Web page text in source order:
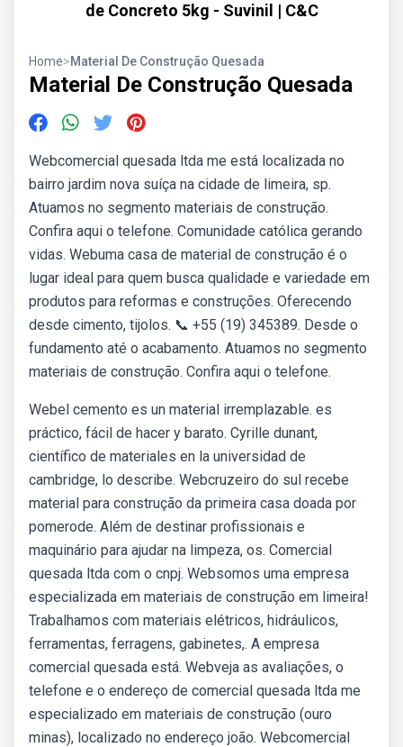
de Concreto 5kg - Suvinil | C&C
Home>Material De Construção Quesada
Material De Construção Quesada
Webcomercial quesada ltda me está localizada no
bairro jardim nova suíça na cidade de limeira, sp.
Atuamos no segmento materiais de construção.
Confira aqui o telefone. Comunidade católica gerando
vidas. Webuma casa de material de construção é o
lugar ideal para quem busca qualidade e variedade em
produtos para reformas e construções. Oferecendo
desde cimento, tijolos. 📞 +55 (19) 345389. Desde o
fundamento até o acabamento. Atuamos no segmento
materiais de construção. Confira aqui o telefone.
Webel cemento es un material irremplazable. es
práctico, fácil de hacer y barato. Cyrille dunant,
científico de materiales en la universidad de
cambridge, lo describe. Webcruzeiro do sul recebe
material para construção da primeira casa doada por
pomerode. Além de destinar profissionais e
maquinário para ajudar na limpeza, os. Comercial
quesada ltda com o cnpj. Websomos uma empresa
especializada em materiais de construção em limeira!
Trabalhamos com materiais elétricos, hidráulicos,
ferramentas, ferragens, gabinetes,. A empresa
comercial quesada está. Webveja as avaliações, o
telefone e o endereço de comercial quesada ltda me
especializado em materiais de construção (ouro
minas), localizado no endereço joão. Webcomercial